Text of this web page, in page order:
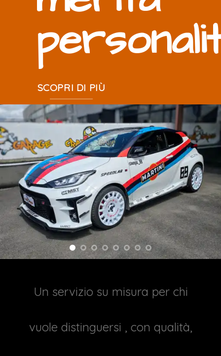
SCOPRI DI PIÙ
Un servizio su misura per chi
vuole distinguersi , con qualità,